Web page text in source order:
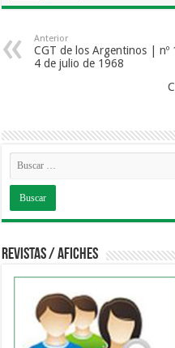
Anterior
CGT de los Argentinos | nº
4 de julio de 1968
Revistas / Afiches